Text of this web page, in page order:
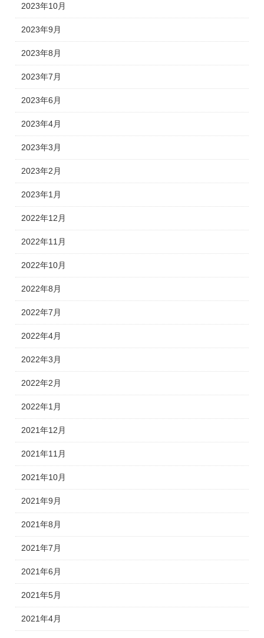
2023年10月
2023年9月
2023年8月
2023年7月
2023年6月
2023年4月
2023年3月
2023年2月
2023年1月
2022年12月
2022年11月
2022年10月
2022年8月
2022年7月
2022年4月
2022年3月
2022年2月
2022年1月
2021年12月
2021年11月
2021年10月
2021年9月
2021年8月
2021年7月
2021年6月
2021年5月
2021年4月